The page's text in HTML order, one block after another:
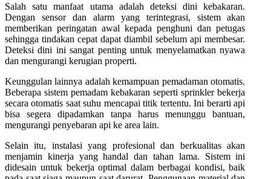
Salah satu manfaat utama adalah deteksi dini kebakaran.
Dengan sensor dan alarm yang terintegrasi, sistem akan
memberikan peringatan awal kepada penghuni dan petugas
sehingga tindakan cepat dapat diambil sebelum api membesar.
Deteksi dini ini sangat penting untuk menyelamatkan nyawa
dan mengurangi kerugian properti.
Keunggulan lainnya adalah kemampuan pemadaman otomatis.
Beberapa sistem pemadam kebakaran seperti sprinkler bekerja
secara otomatis saat suhu mencapai titik tertentu. Ini berarti api
bisa segera dipadamkan tanpa harus menunggu bantuan,
mengurangi penyebaran api ke area lain.
Selain itu, instalasi yang profesional dan berkualitas akan
menjamin kinerja yang handal dan tahan lama. Sistem ini
didesain untuk bekerja optimal dalam berbagai kondisi, baik